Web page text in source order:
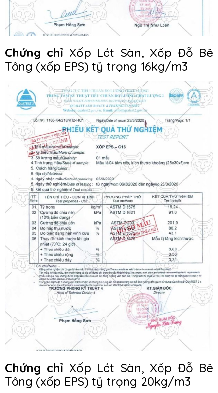
Chứng chỉ Xốp Lót Sàn, Xốp Đỗ Bê
Tông (xốp EPS) tỷ trọng 16kg/m3
Chứng chỉ Xốp Lót Sàn, Xốp Đỗ Bê
Tông (xốp EPS) tỷ trọng 20kg/m3